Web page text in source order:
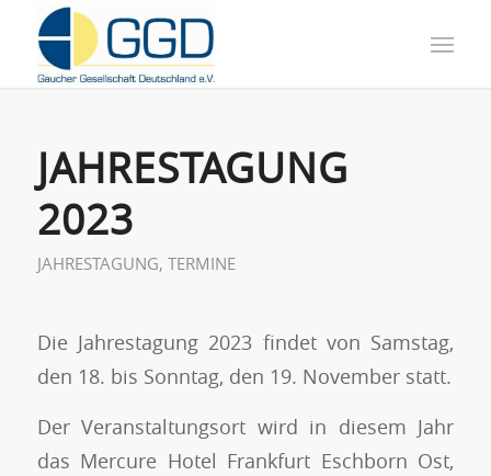
JAHRESTAGUNG
2023
JAHRESTAGUNG, TERMINE
Die Jahrestagung 2023 findet von Samstag,
den 18. bis Sonntag, den 19. November statt.
Der Veranstaltungsort wird in diesem Jahr
das Mercure Hotel Frankfurt Eschborn Ost,